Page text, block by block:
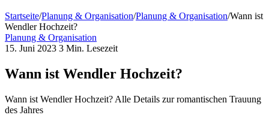
Startseite/Planung & Organisation/Planung & Organisation/Wann ist
Wendler Hochzeit?
Planung & Organisation
15. Juni 2023 3 Min. Lesezeit
Wann ist Wendler Hochzeit?
Wann ist Wendler Hochzeit? Alle Details zur romantischen Trauung
des Jahres